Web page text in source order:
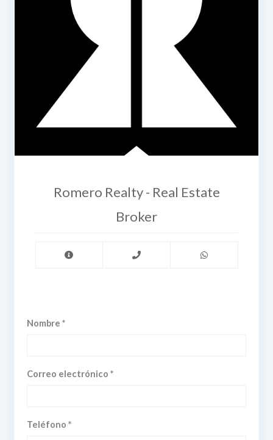
Romero Realty - Real Estate
Broker
Nombre *
Correo electrónico *
Teléfono *